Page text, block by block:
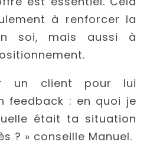
à renforcer la
soi, mais aussi à
un client pour lui
feedback : en quoi je
était ta situation
? » conseille Manuel.